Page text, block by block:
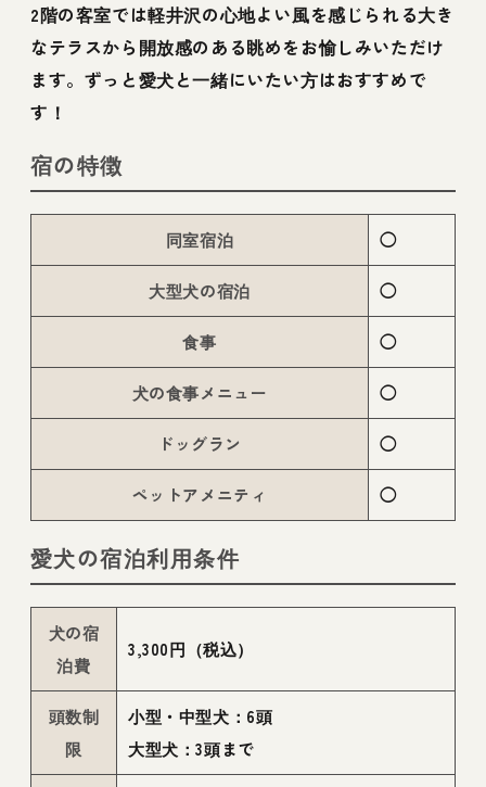
2階の客室では軽井沢の心地よい風を感じられる大き
なテラスから開放感のある眺めをお愉しみいただけ
ます。ずっと愛犬と一緒にいたい方はおすすめで
す！
宿の特徴
同室宿泊 ◯
大型犬の宿泊 ◯
食事 ◯
犬の食事メニュー ◯
ドッグラン ◯
ペットアメニティ ◯
愛犬の宿泊利用条件
犬の宿
泊費
3,300円（税込）
頭数制
限
小型・中型犬：6頭
大型犬：3頭まで